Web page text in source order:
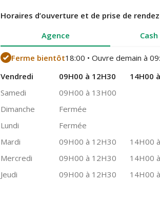
Horaires d’ouverture et de prise de
Agence
Ferme bientôt18:00 • Ouvre demain à
Vendredi
09H00 à 12H30
14H00
Samedi
09H00 à 13H00
Dimanche
Fermée
Lundi
Fermée
Mardi
09H00 à 12H30
14H00
Mercredi
09H00 à 12H30
14H00
Jeudi
09H00 à 12H30 14H00